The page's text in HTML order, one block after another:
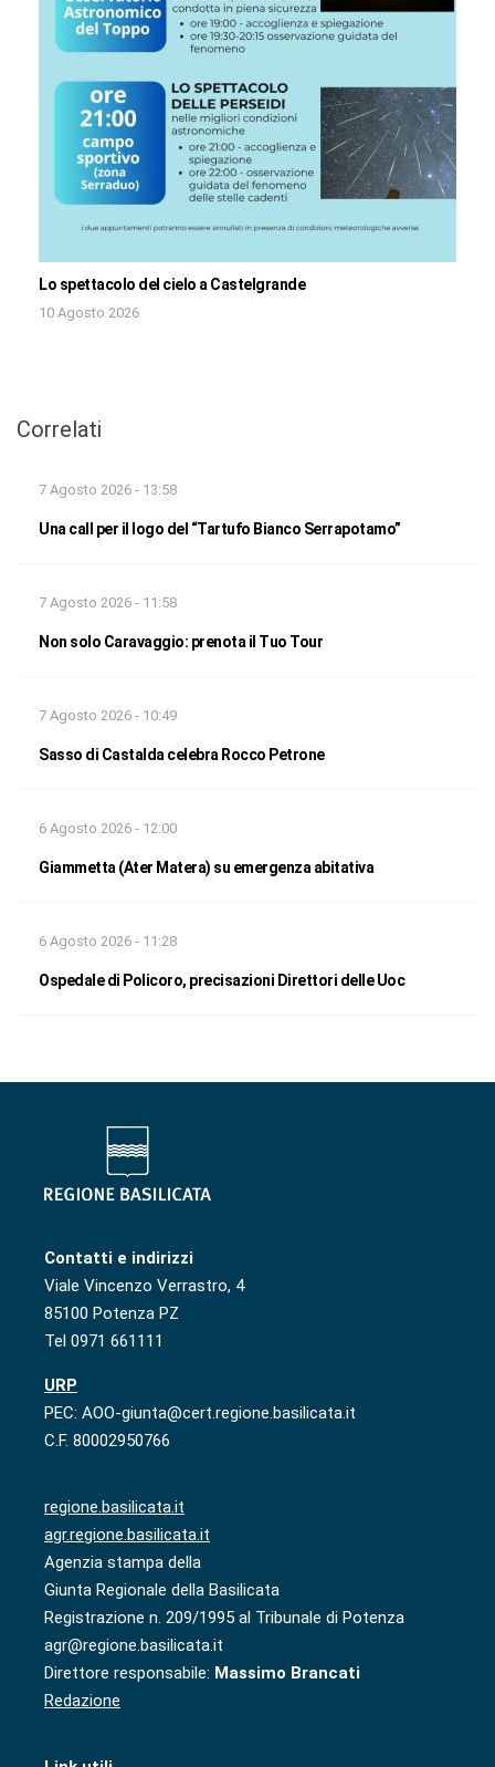
Lo spettacolo del cielo a Castelgrande
10 Agosto 2026
Correlati
7 Agosto 2026 - 13:58
Una call per il logo del “Tartufo Bianco Serrapotamo”
7 Agosto 2026 - 11:58
Non solo Caravaggio: prenota il Tuo Tour
7 Agosto 2026 - 10:49
Sasso di Castalda celebra Rocco Petrone
6 Agosto 2026 - 12:00
Giammetta (Ater Matera) su emergenza abitativa
6 Agosto 2026 - 11:28
Ospedale di Policoro, precisazioni Direttori delle Uoc
Contatti e indirizzi
Viale Vincenzo Verrastro, 4
85100 Potenza PZ
Tel 0971 661111
URP
PEC: AOO-giunta@cert.regione.basilicata.it
C.F. 80002950766
regione.basilicata.it
agr.regione.basilicata.it
Agenzia stampa della
Giunta Regionale della Basilicata
Registrazione n. 209/1995 al Tribunale di Potenza
agr@regione.basilicata.it
Direttore responsabile: Massimo Brancati
Redazione